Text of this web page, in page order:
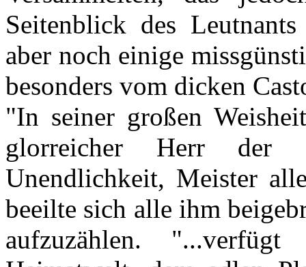
Seitenblick des
aber noch einige
besonders vom dicken
"In seiner großen
glorreicher Herr der
Unendlichkeit, Meister
beeilte sich alle ihm
aufzuzählen.